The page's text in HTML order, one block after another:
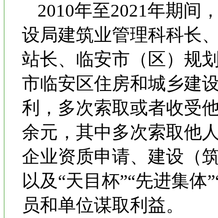
2010年至2021年期间
设局建筑业管理科科长
站长、临安市（区）规
市临安区住房和城乡建
利，多次索取或者收受
余元，其中多次索取他
企业资质申请、建设（
以及“天目杯”“先进集体
员和单位谋取利益。